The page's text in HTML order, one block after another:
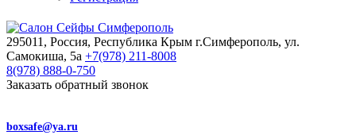
295011, Россия, Республика Крым г.Симферополь, ул.
Самокиша, 5а +7(978) 211-8008
8(978) 888-0-750
Заказать обратный звонок
boxsafe@ya.ru